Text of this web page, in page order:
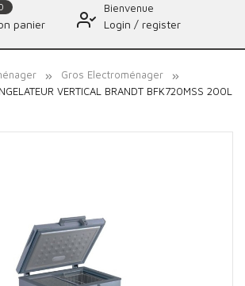
panier
Bienvenue
Login / register
Gros Electroménager
VERTICAL BRANDT BFK720MSS 200L